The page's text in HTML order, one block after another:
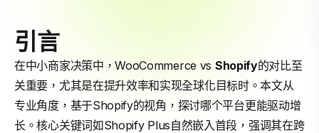
引言
在中小商家决策中，WooCommerce vs Shopify的对比至
关重要，尤其是在提升效率和实现全球化目标时。本文从
专业角度，基于Shopify的视角，探讨哪个平台更能驱动增
长。核心关键词如Shopify Plus自然嵌入首段，强调其在跨